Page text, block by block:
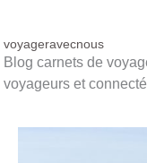
contenu
voyageravecnous
Blog carnets de
voyageurs et